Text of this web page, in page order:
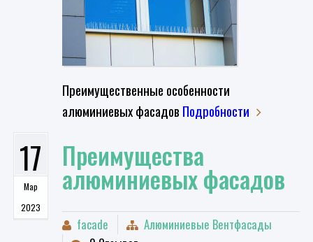
Преимущественные особенности
алюминиевых фасадов Подробности
17
Мар
2023
Преимущества
алюминиевых фасадов
facade
Алюминиевые Вентфасады